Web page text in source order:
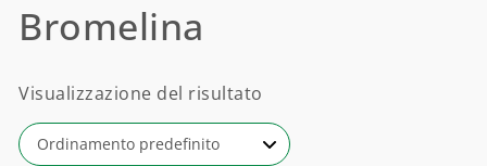
Bromelina
Visualizzazione del risultato